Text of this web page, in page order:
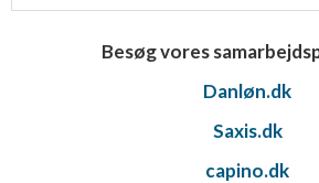
Besøg vores
Danløn.dk
Saxis.dk
capino.dk